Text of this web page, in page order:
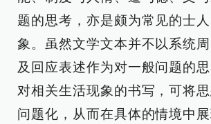
题的思考，亦是颇为常见的士
象。虽然文学文本并不以系统
及回应表述作为对一般问题的
对相关生活现象的书写，可将
问题化，从而在具体的情境中